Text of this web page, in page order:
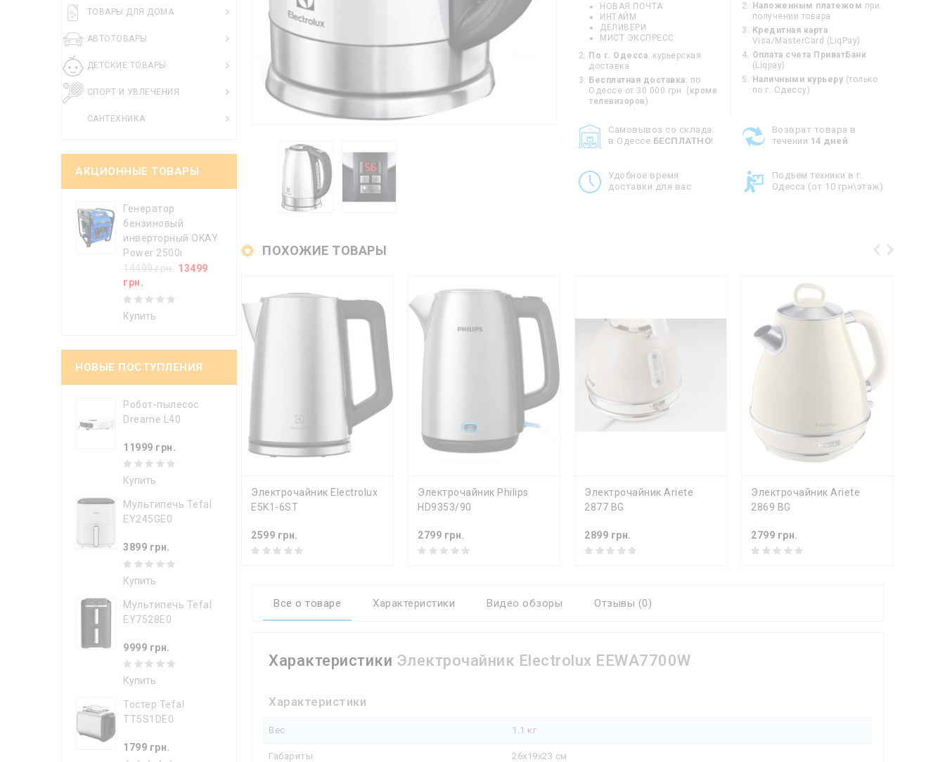
ТОВАРЫ ДЛЯ ДОМА
АВТОТОВАРЫ
ДЕТСКИЕ ТОВАРЫ
СПОРТ И УВЛЕЧЕНИЯ
САНТЕХНИКА
АКЦИОННЫЕ ТОВАРЫ
Генератор
бензиновый
инверторный OKAY
Power 2500i
14499 грн. 13499
грн.
Купить
НОВЫЕ ПОСТУПЛЕНИЯ
Робот-пылесос
Dreame L40
11999 грн.
Купить
Мультипечь Tefal
EY245GE0
3899 грн.
Купить
Мультипечь Tefal
EY7528E0
9999 грн.
Купить
Тостер Tefal
TT5S1DE0
1799 грн.
НОВАЯ ПОЧТА
ИНТАЙМ
ДЕЛИВЕРИ
МИСТ ЭКСПРЕСС
По г. Одесса: курьерская
доставка
Бесплатная доставка: по
Одессе от 30 000 грн. ( кроме
телевизоров )
Наложенным платежом при
получении товара
Кредитная карта
Visa/MasterCard (LiqPay)
Оплата счета ПриватБанк
(Liqpay)
Наличными курьеру (только
по г. Одессу)
Cамовывоз со склада
в Одессе БЕСПЛАТНО!
Возврат товара в
течении 14 дней
Удобное время
доставки для вас
Подъем техники в г.
Одесса (от 10 грн\этаж)
ПОХОЖИЕ ТОВАРЫ
КУПИТЬ
Электрочайник Electrolux
E5K1-6ST
2599 грн.
КУПИТЬ
Электрочайник Philips
HD9353/90
2799 грн.
КУПИТЬ
Электрочайник Ariete
2877 BG
2899 грн.
КУПИТЬ
Электрочайник Ariete
2869 BG
2799 грн.
Все о товаре Характеристики Видео обзоры Отзывы (0)
Характеристики Электрочайник Electrolux EEWA7700W
Характеристики
Вес 1.1 кг
Габариты 26x19x23 см